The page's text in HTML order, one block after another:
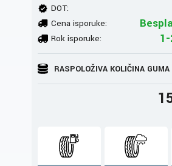
DOT:
Cena isporuke:
Rok isporuke:
RASPOLOŽIVA KOLIČINA GUMA